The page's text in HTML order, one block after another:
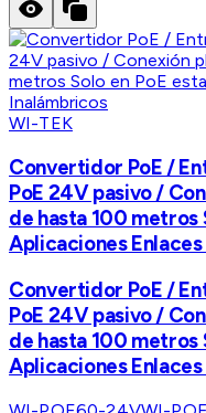
WI-TEK
Convertidor PoE /
PoE 24V pasivo /
de hasta 100 metros
Aplicaciones
Convertidor PoE /
PoE 24V pasivo /
de hasta 100 metros
Aplicaciones